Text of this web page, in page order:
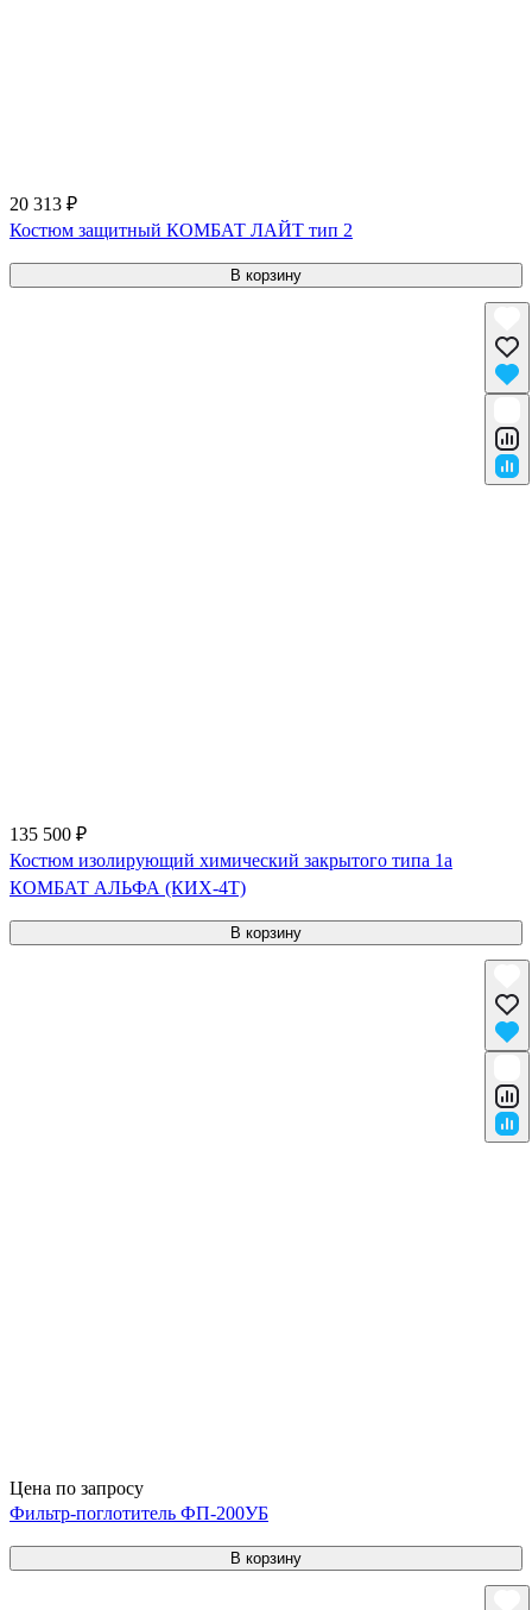
20 313 ₽
Костюм защитный КОМБАТ ЛАЙТ тип 2
В корзину
135 500 ₽
Костюм изолирующий химический закрытого типа 1a
КОМБАТ АЛЬФА (КИХ-4Т)
В корзину
Цена по запросу
Фильтр-поглотитель ФП-200УБ
В корзину